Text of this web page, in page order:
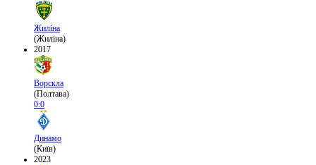
Жиліна
(Жиліна)
2017
Ворскла
(Полтава)
0:0
Динамо
(Київ)
2023